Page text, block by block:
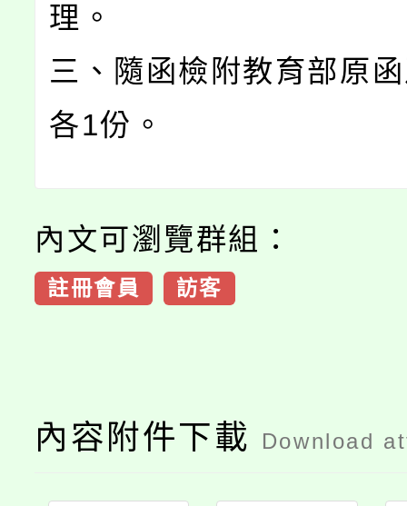
理。
三、隨函檢附教育部原
各1份。
內文可瀏覽群組：
註冊會員 訪客
內容附件下載 Download